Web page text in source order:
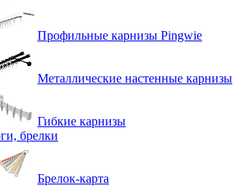
Профильные карнизы Pingwie
Металлические настенные карнизы
Гибкие карнизы
брелки
Брелок-карта